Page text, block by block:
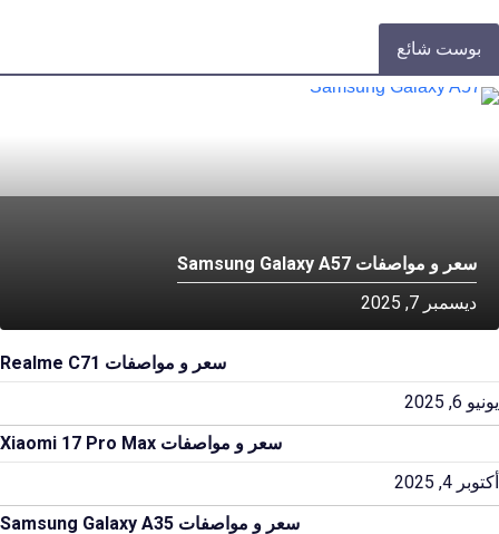
بوست شائع
سعر و مواصفات Samsung Galaxy A57
ديسمبر 7, 2025
سعر و مواصفات Realme C71
يونيو 6, 2025
سعر و مواصفات Xiaomi 17 Pro Max
أكتوبر 4, 2025
سعر و مواصفات Samsung Galaxy A35